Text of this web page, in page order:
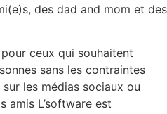
des dad and mom et des
ceux qui souhaitent
sans les contraintes
les médias sociaux ou
amis L’software est